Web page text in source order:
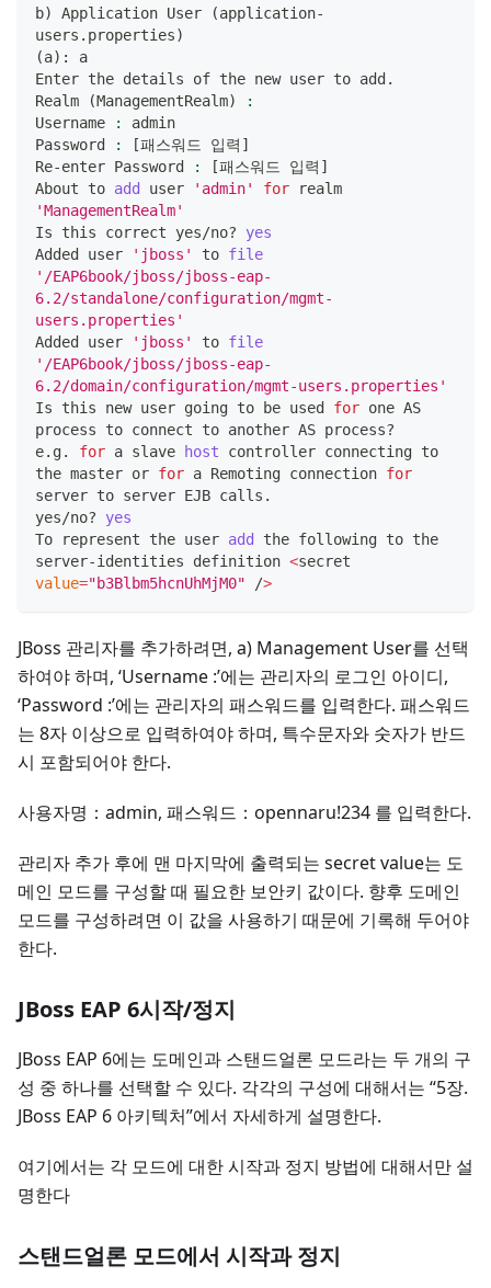
b) Application User (application-
users.properties)
(a) : a
Enter the details of the new user to add.
Realm
(ManagementRealm)
:
Username
:
admin
Password
: [패스워드 입력 ]
Re-enter Password
: [패스워드 입력 ]
About to add user 'admin' for
'ManagementRealm'
Is this correct yes/no? yes
Added user
'jboss' to file
'/EAP6book/jboss/jboss-eap-
6.2/standalone/configuration/mgmt-
users.properties'
Added user
'jboss' to file
'/EAP6book/jboss/jboss-eap-
6.2/domain/configuration/mgmt-users.properties'
Is this new user going to be used for one AS
process to connect to another AS process?
e.g. for a slave host controller connecting to
the master or for a Remoting connection for
server to server EJB calls.
yes/no? yes
To represent the user add
the following to the
server-identities definition <
value="b3Blbm5hcnUhMjM0" />
JBoss 관리자를 추가하려면, a) Management User를 선택
하여야 하며, ‘Username :’에는 관리자의 로그인 아이디,
‘Password :’에는 관리자의 패스워드를 입력한다. 패스워드
는 8자 이상으로 입력하여야 하며, 특수문자와 숫자가 반드
시 포함되어야 한다.
사용자명：admin, 패스워드：opennaru!234 를 입력한다.
관리자 추가 후에 맨 마지막에 출력되는 secret value는 도
메인 모드를 구성할 때 필요한 보안키 값이다. 향후 도메인
모드를 구성하려면 이 값을 사용하기 때문에 기록해 두어야
한다.
JBoss EAP 6시작/정지
JBoss EAP 6에는 도메인과 스탠드얼론 모드라는 두 개의 구
성 중 하나를 선택할 수 있다. 각각의 구성에 대해서는 “5장.
JBoss EAP 6 아키텍처”에서 자세하게 설명한다.
여기에서는 각 모드에 대한 시작과 정지 방법에 대해서만 설
명한다
스탠드얼론 모드에서 시작과 정지